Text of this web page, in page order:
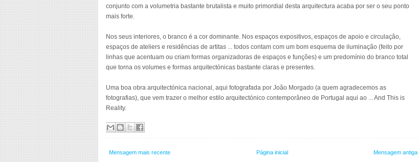
conjunto com a volumetria bastante brutalista e muito primordial desta arquitectura acaba por ser o seu ponto
mais forte.
Nos seus interiores, o branco é a cor dominante. Nos espaços expositivos, espaços de apoio e circulação,
espaços de ateliers e residências de artitas ... todos contam com um bom esquema de iluminação (feito por
linhas que acentuam ou criam formas organizadoras de espaços e funções) e um predomínio do branco total
que torna os volumes e formas arquitectónicas bastante claras e presentes.
Uma boa obra arquitectónica nacional, aqui fotografada por João Morgado (a quem agradecemos as
fotografias), que vem trazer o melhor estilo arquitectónico contemporâneo de Portugal aqui ao ... And This is
Reality.
Mensagem mais recente Mensagem antiga
Página inicial